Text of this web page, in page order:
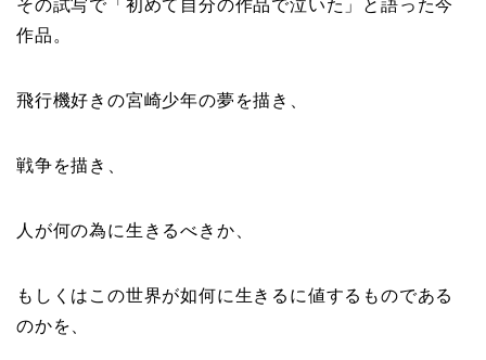
その試写で「初めて自分の作品で泣いた」と語った今
作品。
飛行機好きの宮崎少年の夢を描き、
戦争を描き、
人が何の為に生きるべきか、
もしくはこの世界が如何に生きるに値するものである
のかを、